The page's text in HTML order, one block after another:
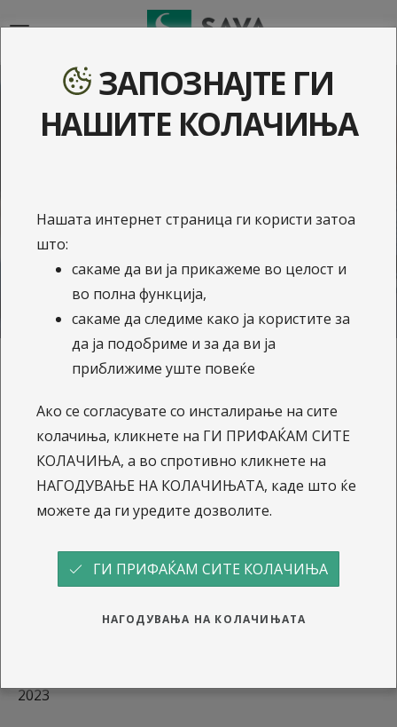
Документи - Годишни
работењето
2025
Годишен извештај за работењето 2025
Консолидиран извештај за работењето 2025
2023
ЗАПОЗНАЈТЕ ГИ
НАШИТЕ КОЛАЧИЊА
Нашата интернет страница ги користи затоа
што:
сакаме да ви ја прикажеме во целост и
во полна функција,
сакаме да следиме како ја користите за
да ја подобриме и за да ви ја
приближиме уште повеќе
Ако се согласувате со инсталирање на сите
колачиња, кликнете на ГИ ПРИФАЌАМ СИТЕ
КОЛАЧИЊА, а во спротивно кликнете на
НАГОДУВАЊЕ НА КОЛАЧИЊАТА, каде што ќе
можете да ги уредите дозволите.
ГИ ПРИФАЌАМ СИТЕ КОЛАЧИЊА
НАГОДУВАЊА НА КОЛАЧИЊАТА